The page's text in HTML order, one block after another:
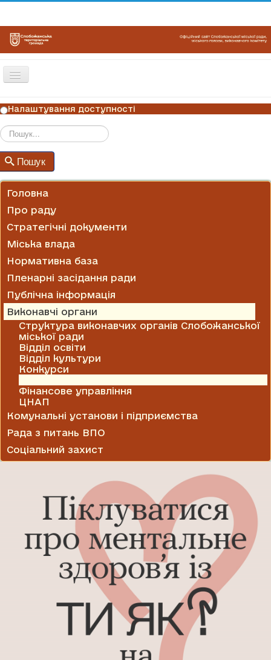
Перемикач
ГОЛОВНА
НОВИНИ
ОГОЛОШЕННЯ
ГРАФІКИ ПРИЙОМУ
Налаштування доступності
Пошук
Головна
Про раду
Стратегічні документи
Міська влада
Нормативна база
Пленарні засідання ради
Публічна інформація
Виконавчі органи
Структура виконавчих органів Слобожанської
міської ради
Відділ освіти
Відділ культури
Конкурси
Фінансове управління
ЦНАП
Комунальні установи і підприємства
Рада з питань ВПО
Соціальний захист